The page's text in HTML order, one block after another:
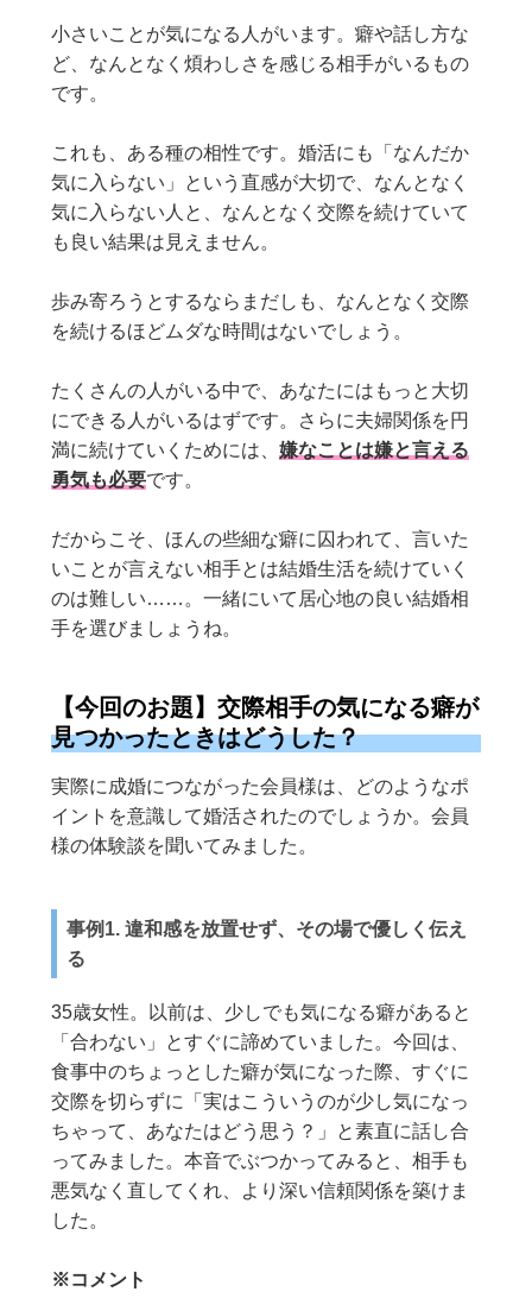
小さいことが気になる人がいます。癖や話し方な
ど、なんとなく煩わしさを感じる相手がいるもの
です。
これも、ある種の相性です。婚活にも「なんだか
気に入らない」という直感が大切で、なんとなく
気に入らない人と、なんとなく交際を続けていて
も良い結果は見えません。
歩み寄ろうとするならまだしも、なんとなく交際
を続けるほどムダな時間はないでしょう。
たくさんの人がいる中で、あなたにはもっと大切
にできる人がいるはずです。さらに夫婦関係を円
満に続けていくためには、嫌なことは嫌と言える
勇気も必要です。
だからこそ、ほんの些細な癖に囚われて、言いた
いことが言えない相手とは結婚生活を続けていく
のは難しい……。一緒にいて居心地の良い結婚相
手を選びましょうね。
【今回のお題】交際相手の気になる癖が
見つかったときはどうした？
実際に成婚につながった会員様は、どのようなポ
イントを意識して婚活されたのでしょうか。会員
様の体験談を聞いてみました。
事例1. 違和感を放置せず、その場で優しく伝え
る
35歳女性。以前は、少しでも気になる癖があると
「合わない」とすぐに諦めていました。今回は、
食事中のちょっとした癖が気になった際、すぐに
交際を切らずに「実はこういうのが少し気になっ
ちゃって、あなたはどう思う？」と素直に話し合
ってみました。本音でぶつかってみると、相手も
悪気なく直してくれ、より深い信頼関係を築けま
した。
※コメント